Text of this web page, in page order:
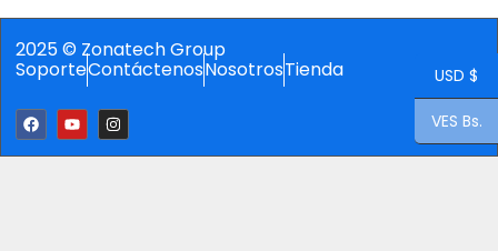
2025 © Zonatech Group
SoporteContáctenosNosotrosTienda USD $
VES Bs.